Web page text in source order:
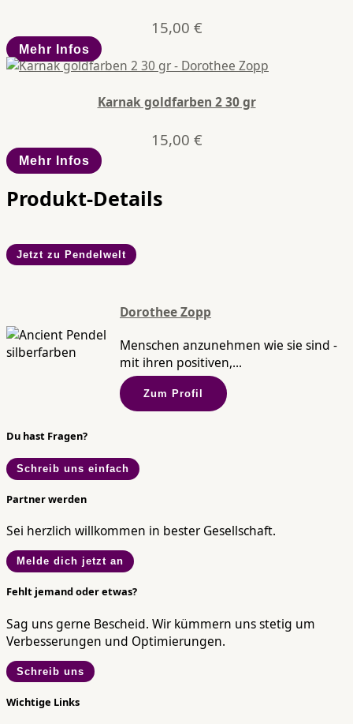
15,00 €
Mehr Infos
Karnak goldfarben 2 30 gr
15,00 €
Mehr Infos
Produkt-Details
Jetzt zu Pendelwelt
Dorothee Zopp
Menschen anzunehmen wie sie sind -
mit ihren positiven,...
Zum Profil
Du hast Fragen?
Schreib uns einfach
Partner werden
Sei herzlich willkommen in bester Gesellschaft.
Melde dich jetzt an
Fehlt jemand oder etwas?
Sag uns gerne Bescheid. Wir kümmern uns stetig um
Verbesserungen und Optimierungen.
Schreib uns
Wichtige Links